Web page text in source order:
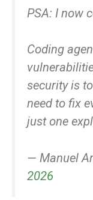
PSA: I now
Coding
security is
need to fix
just one
— Manuel
2026